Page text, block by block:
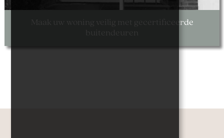
Maak uw woning veilig met gecertificeerde